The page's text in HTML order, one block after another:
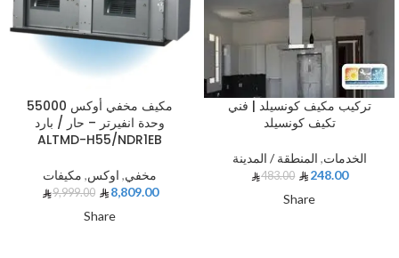
مكيف مخفي أوكس 55000
وحدة انفيرتر – حار / بارد
ALTMD-H55/NDR1EB
مخفي, اوكس, مكيفات
9,999.00
8,809.00
Share
تركيب مكيف كونسيلد | فني
تكيف كونسيلد
الخدمات, المنطقة / المدينة
483.00
248.00
Share